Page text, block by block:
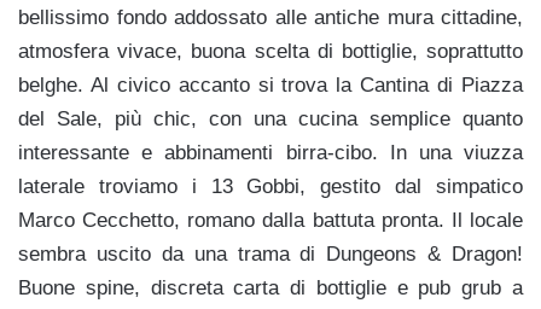
bellissimo fondo addossato alle antiche mura cittadine,
atmosfera vivace, buona scelta di bottiglie, soprattutto
belghe. Al civico accanto si trova la Cantina di Piazza
del Sale, più chic, con una cucina semplice quanto
interessante e abbinamenti birra-cibo. In una viuzza
laterale troviamo i 13 Gobbi, gestito dal simpatico
Marco Cecchetto, romano dalla battuta pronta. Il locale
sembra uscito da una trama di Dungeons & Dragon!
Buone spine, discreta carta di bottiglie e pub grub a